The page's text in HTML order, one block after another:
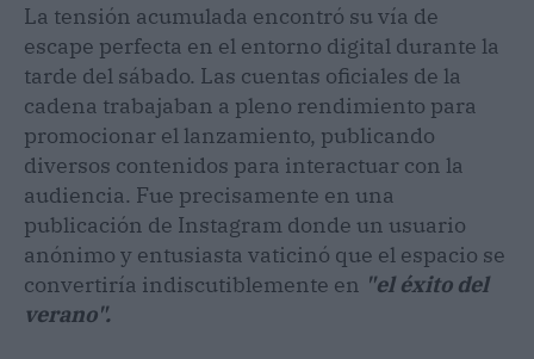
La tensión acumulada encontró su vía de
escape perfecta en el entorno digital durante la
tarde del sábado. Las cuentas oficiales de la
cadena trabajaban a pleno rendimiento para
promocionar el lanzamiento, publicando
diversos contenidos para interactuar con la
audiencia. Fue precisamente en una
publicación de Instagram donde un usuario
anónimo y entusiasta vaticinó que el espacio se
convertiría indiscutiblemente en "el éxito del
verano".